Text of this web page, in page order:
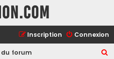
Connexion
Inscription
forum